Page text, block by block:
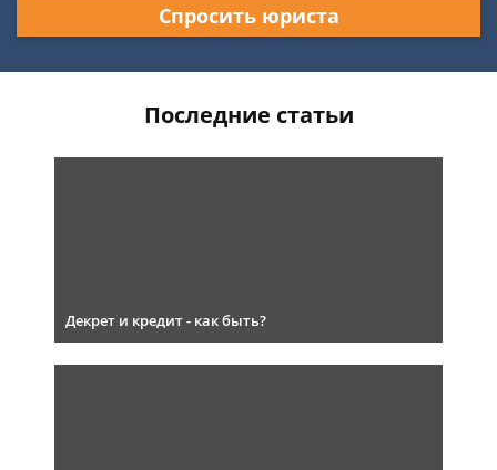
Спросить юриста
Последние статьи
Декрет и кредит - как быть?